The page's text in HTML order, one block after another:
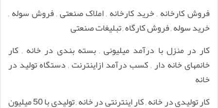
فروش کارخانه , خرید کارخانه , املاک صنعتی , فروش سوله ,
خرید سوله , فروش کارگاه , تبلیغات صنعتی
کار در منزل با درآمد میلیونی , بسته بندی در خانه , کار
خانمهای خانه دار , کسب درآمد ازاینترنت , دستگاه تولید در
خانه
کار تولیدی در خانه , کار اینترنتی در خانه , تولیدی با 50 میلیون